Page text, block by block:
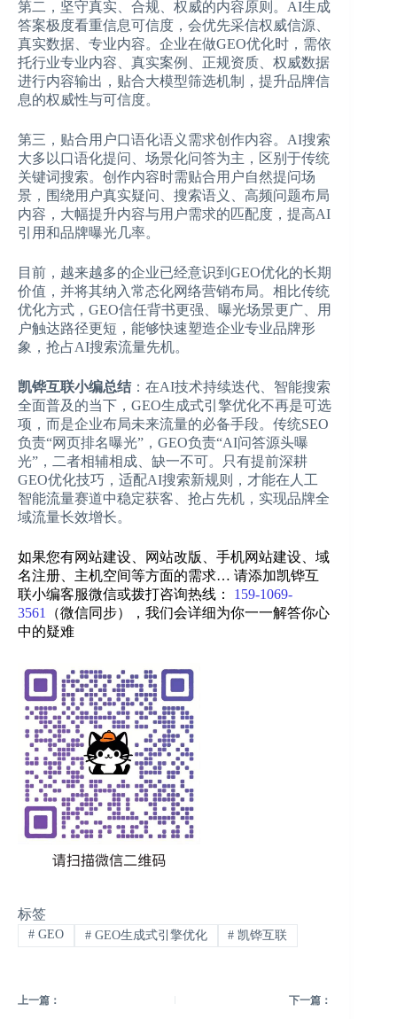
第二，坚守真实、合规、权威的内容原则。AI生成
答案极度看重信息可信度，会优先采信权威信源、
真实数据、专业内容。企业在做GEO优化时，需依
托行业专业内容、真实案例、正规资质、权威数据
进行内容输出，贴合大模型筛选机制，提升品牌信
息的权威性与可信度。
第三，贴合用户口语化语义需求创作内容。AI搜索
大多以口语化提问、场景化问答为主，区别于传统
关键词搜索。创作内容时需贴合用户自然提问场
景，围绕用户真实疑问、搜索语义、高频问题布局
内容，大幅提升内容与用户需求的匹配度，提高AI
引用和品牌曝光几率。
目前，越来越多的企业已经意识到GEO优化的长期
价值，并将其纳入常态化网络营销布局。相比传统
优化方式，GEO信任背书更强、曝光场景更广、用
户触达路径更短，能够快速塑造企业专业品牌形
象，抢占AI搜索流量先机。
凯铧互联小编总结：在AI技术持续迭代、智能搜索
全面普及的当下，GEO生成式引擎优化不再是可选
项，而是企业布局未来流量的必备手段。传统SEO
负责“网页排名曝光”，GEO负责“AI问答源头曝
光”，二者相辅相成、缺一不可。只有提前深耕
GEO优化技巧，适配AI搜索新规则，才能在人工
智能流量赛道中稳定获客、抢占先机，实现品牌全
域流量长效增长。
如果您有网站建设、网站改版、手机网站建设、域
名注册、主机空间等方面的需求… 请添加凯铧互
联小编客服微信或拨打咨询热线： 159-1069-
3561
（微信同步）
，我们会详细为你一一解答你心
中的疑难
标签
#GEO #GEO生成式引擎优化 # 凯铧互联
上一篇： 下一篇：